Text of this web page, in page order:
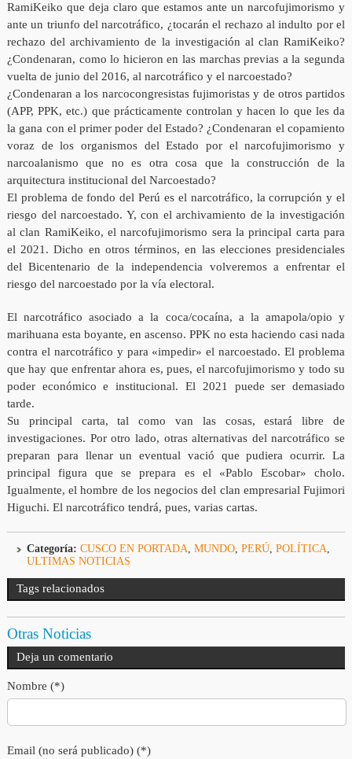
RamiKeiko que deja claro que estamos ante un narcofujimorismo y
ante un triunfo del narcotráfico, ¿tocarán el rechazo al indulto por el
rechazo del archivamiento de la investigación al clan RamiKeiko?
¿Condenaran, como lo hicieron en las marchas previas a la segunda
vuelta de junio del 2016, al narcotráfico y el narcoestado?
¿Condenaran a los narcocongresistas fujimoristas y de otros partidos
(APP, PPK, etc.) que prácticamente controlan y hacen lo que les da
la gana con el primer poder del Estado? ¿Condenaran el copamiento
voraz de los organismos del Estado por el narcofujimorismo y
narcoalanismo que no es otra cosa que la construcción de la
arquitectura institucional del Narcoestado?
El problema de fondo del Perú es el narcotráfico, la corrupción y el
riesgo del narcoestado. Y, con el archivamiento de la investigación
al clan RamiKeiko, el narcofujimorismo sera la principal carta para
el 2021. Dicho en otros términos, en las elecciones presidenciales
del Bicentenario de la independencia volveremos a enfrentar el
riesgo del narcoestado por la vía electoral.
El narcotráfico asociado a la coca/cocaína, a la amapola/opio y
marihuana esta boyante, en ascenso. PPK no esta haciendo casi nada
contra el narcotráfico y para «impedir» el narcoestado. El problema
que hay que enfrentar ahora es, pues, el narcofujimorismo y todo su
poder económico e institucional. El 2021 puede ser demasiado
tarde.
Su principal carta, tal como van las cosas, estará libre de
investigaciones. Por otro lado, otras alternativas del narcotráfico se
preparan para llenar un eventual vació que pudiera ocurrir. La
principal figura que se prepara es el «Pablo Escobar» cholo.
Igualmente, el hombre de los negocios del clan empresarial Fujimori
Higuchi. El narcotráfico tendrá, pues, varias cartas.
Categoría: CUSCO EN PORTADA, MUNDO, PERÚ, POLÍTICA,
ULTIMAS NOTICIAS
Tags relacionados
Otras Noticias
Deja un comentario
Nombre (*)
Email (no será publicado) (*)